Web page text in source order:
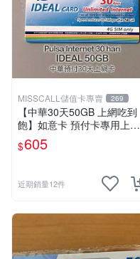
MISSCALL儲值卡專賣 269
【中華30天50GB 上網吃到
飽】如意卡 預付卡專用上網
補充卡/儲值卡IDEAL599⚡Mi
ssCall儲值卡專賣
$605
近期銷量12件